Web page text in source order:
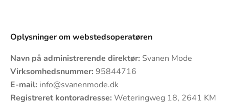
Oplysninger om webstedsoperatøren
Navn på administrerende direktør: Svanen Mode
Virksomhedsnummer: 95844716
E-mail: info@svanenmode.dk
Registreret kontoradresse: Weteringweg 18, 2641 KM